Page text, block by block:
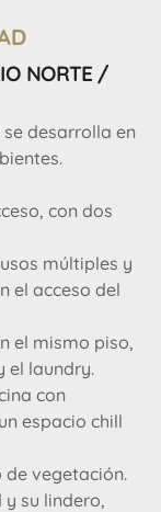
NORTE /
desarrolla en
con dos
múltiples y
el acceso del
el mismo piso,
el laundry.
con
espacio chill
vegetación.
su lindero,